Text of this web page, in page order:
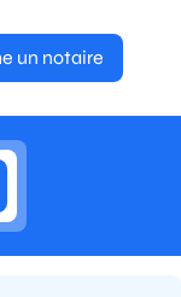
un notaire